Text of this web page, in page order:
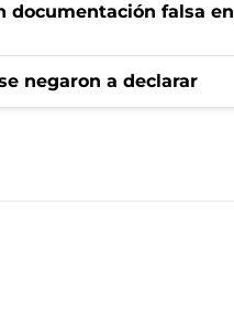
documentación falsa en
negaron a declarar